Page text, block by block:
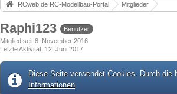
RCweb.de RC-Modellbau-Portal Mitglieder
Raphi123
Benutzer
Mitglied seit 8. November 2016
Letzte Aktivität 12. Juni 2017
Diese Seite verwendet Cookies. Durch
Informationen